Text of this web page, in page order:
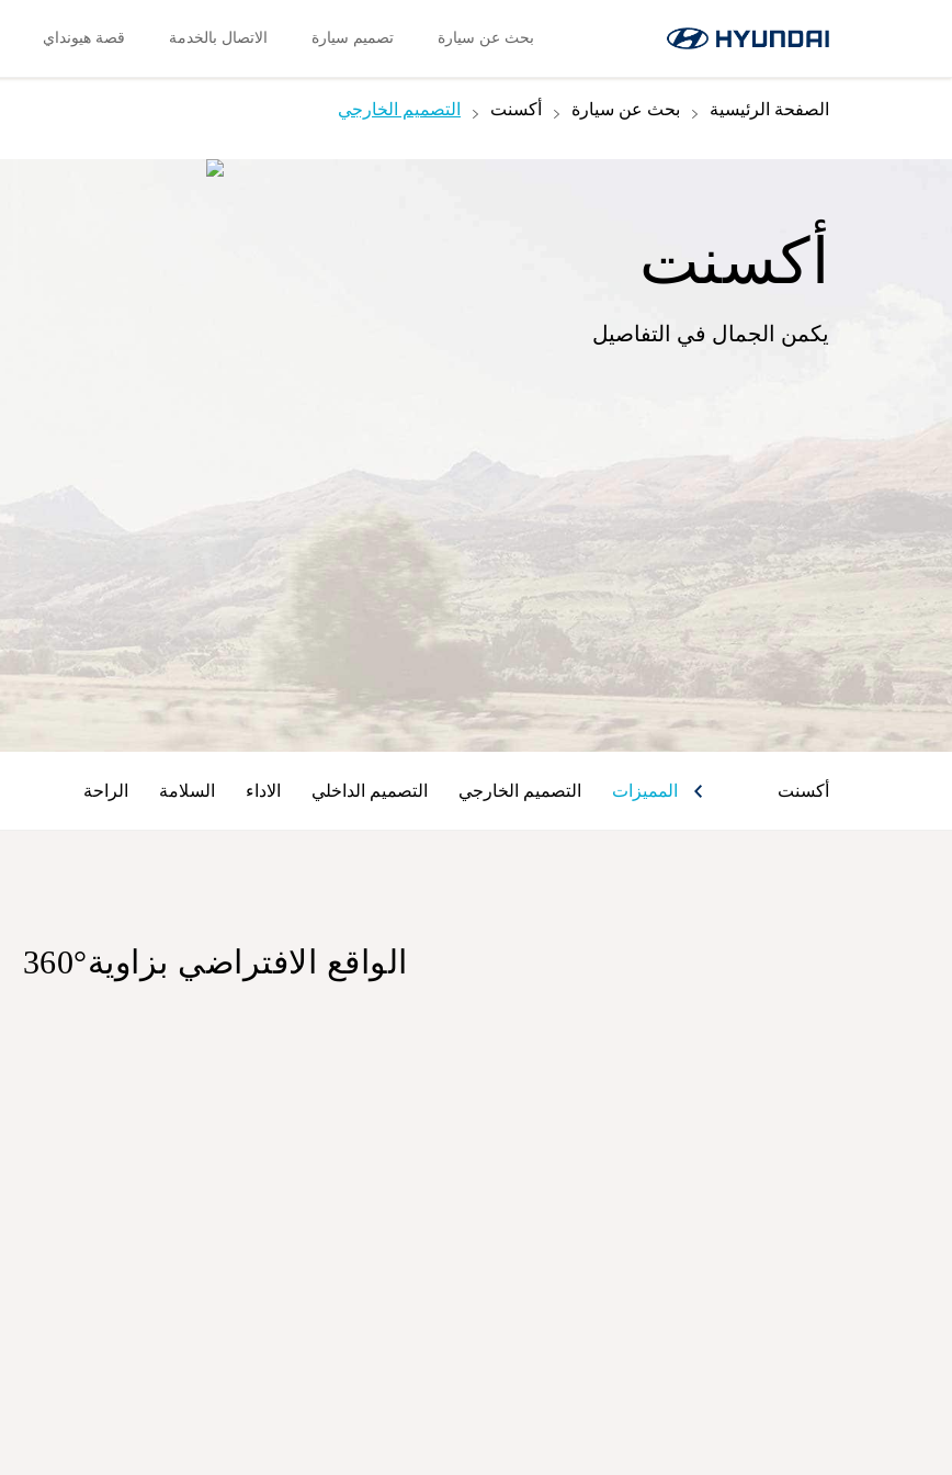
بحث عن سيارة تصميم سيارة الاتصال بالخدمة قصة هيونداي main.nav.Online-service-booking
العروض الخاصة
ابحث عن وكيل
صفحة SNS
الصفحة الرئيسية بحث عن سيارة أكسنت التصميم الخارجي
أكسنت
يكمن الجمال في التفاصيل
أكسنت المميزات التصميم الخارجي التصميم الداخلي الاداء السلامة الراحة
الواقع الافتراضي بزاوية°360